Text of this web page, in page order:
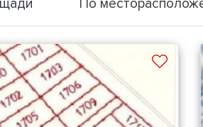
По